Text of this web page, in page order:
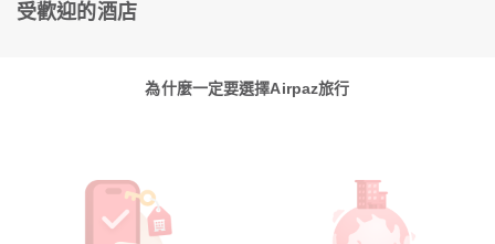
受歡迎的酒店
為什麼一定要選擇Airpaz旅行